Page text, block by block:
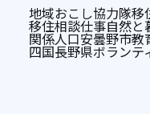
地域おこし協力隊移
移住相談仕事自然と
関係人口安曇野市教
四国長野県ボランテ